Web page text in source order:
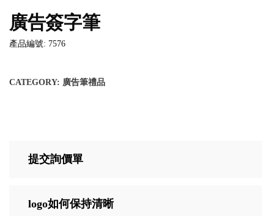
廣告簽字筆
產品編號: 7576
CATEGORY: 廣告筆禮品
提交詢價單
logo如何保持清晰